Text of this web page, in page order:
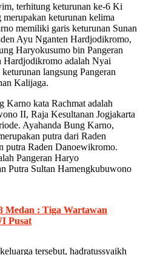
terhitung keturunan ke-6 Ki
keturunan kelima
memiliki garis keturunan Sunan
Ayu Nganten Hardjodikromo,
Haryokusumo bin Pangeran
Hardjodikromo adalah Nyai
langsung Pangeran
Kalijaga.
Karno kata Rachmat adalah
II, Raja Kesultanan Jogjakarta
Ayahanda Bung Karno,
putra dari Raden
putra Raden Danoewikromo.
Pangeran Haryo
Putra Sultan Hamengkubuwono
Medan : Tiga Wartawan
Pusat
tersebut, hadratussyaikh